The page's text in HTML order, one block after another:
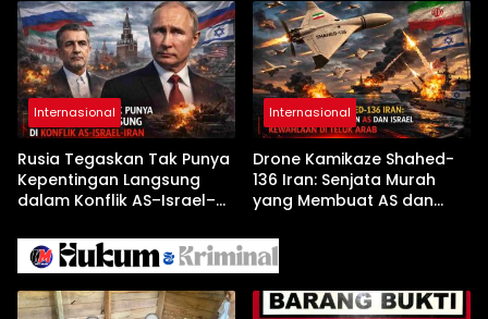
Jelang Kunjungan Beijing
Pembekalan Latihan Soal
Tanpa Internet
Internasional
Rusia Tegaskan Tak Punya
Kepentingan Langsung
dalam Konflik AS–Israel–
Internasional
Drone Kamikaze Shahed-
136 Iran: Senjata Murah
yang Membuat AS dan
Arab